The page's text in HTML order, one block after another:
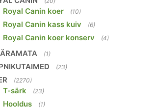
Royal Canin koer (10)
Royal Canin kass kuiv (6)
Royal Canin koer konserv (4)
(1)
(23)
(2270)
T-särk (23)
Hooldus (1)